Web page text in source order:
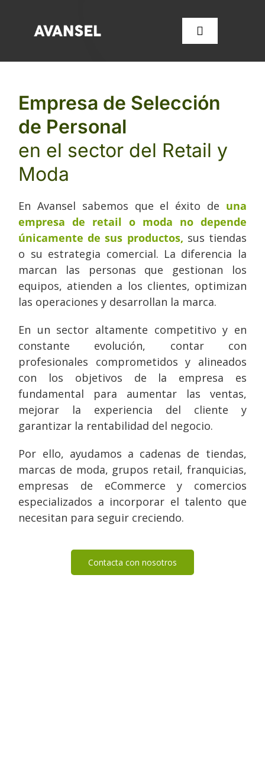
contenido
Toggle
OFERTAS DE EMPLEO
CONTACTA CON
Empresa de Selección
de Personal
en el sector del Retail y
Moda
En Avansel sabemos que el éxito de una
empresa de retail o moda no depende
únicamente de sus productos, sus tiendas
o su estrategia comercial. La diferencia la
marcan las personas que gestionan los
equipos, atienden a los clientes, optimizan
las operaciones y desarrollan la marca.
En un sector altamente competitivo y en
constante evolución, contar con
profesionales comprometidos y alineados
con los objetivos de la empresa es
fundamental para aumentar las ventas,
mejorar la experiencia del cliente y
garantizar la rentabilidad del negocio.
Por ello, ayudamos a cadenas de tiendas,
marcas de moda, grupos retail, franquicias,
empresas de eCommerce y comercios
especializados a incorporar el talento que
necesitan para seguir creciendo.
Contacta con nosotros